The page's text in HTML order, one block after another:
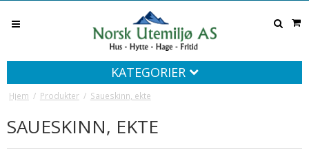
KATEGORIER
Hjem / Produkter / Saueskinn, ekte
SAUESKINN, EKTE